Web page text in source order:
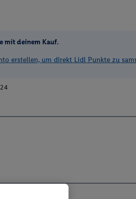
mit deinem Kauf.
erstellen, um direkt Lidl Punkte zu